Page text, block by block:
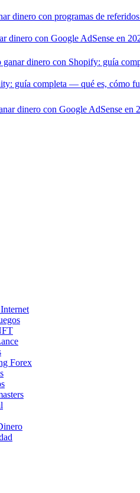
dinero con programas de
dinero con Google AdSense en
ganar dinero con Shopify: guía
guía completa — qué es, cómo
dinero con Google AdSense
Forex